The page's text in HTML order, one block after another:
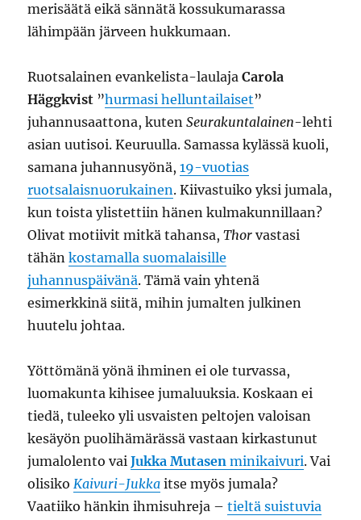
merisäätä eikä sännätä kossukumarassa
lähimpään järveen hukkumaan.
Ruotsalainen evankelista-laulajaCarola
Häggkvist ”hurmasi helluntailaiset”
juhannusaattona, kutenSeurakuntalainen-lehti
asian uutisoi. Keuruulla. Samassa kylässä kuoli,
samana juhannusyönä,19-vuotias
ruotsalaisnuorukainen. Kiivastuiko yksi jumala,
kun toista ylistettiin hänen kulmakunnillaan?
Olivat motiivit mitkä tahansa,Thor vastasi
tähänkostamalla suomalaisille
juhannuspäivänä. Tämä vain yhtenä
esimerkkinä siitä, mihin jumalten julkinen
huutelu johtaa.
Yöttömänä yönä ihminen ei ole turvassa,
luomakunta kihisee jumaluuksia. Koskaan ei
tiedä, tuleeko yli usvaisten peltojen valoisan
kesäyön puolihämärässä vastaan kirkastunut
jumalolento vaiJukka Mutasen minikaivuri. Vai
olisikoKaivuri-Jukka itse myös jumala?
Vaatiiko hänkin ihmisuhreja –tieltä suistuvia